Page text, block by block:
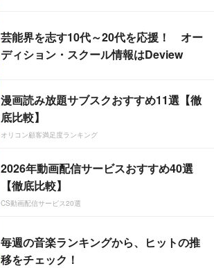
芸能界を志す10代～20代を応援！ オー
ディション・スクール情報はDeview
漫画読み放題サブスクおすすめ11選【徹
底比較】
オリコン顧客満足度ランキング
2026年動画配信サービスおすすめ40選
【徹底比較】
CS動画配信サービス20選
毎週の音楽ランキングから、ヒットの推
移をチェック！